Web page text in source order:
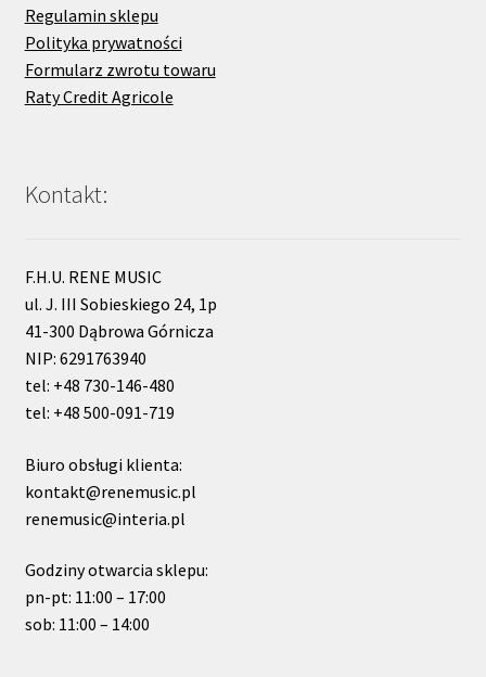
Regulamin sklepu
Polityka prywatności
Formularz zwrotu towaru
Raty Credit Agricole
Kontakt:
F.H.U. RENE MUSIC
ul. J. III Sobieskiego 24, 1p
41-300 Dąbrowa Górnicza
NIP: 6291763940
tel: +48 730-146-480
tel: +48 500-091-719
Biuro obsługi klienta:
kontakt@renemusic.pl
renemusic@interia.pl
Godziny otwarcia sklepu:
pn-pt: 11:00 – 17:00
sob: 11:00 – 14:00